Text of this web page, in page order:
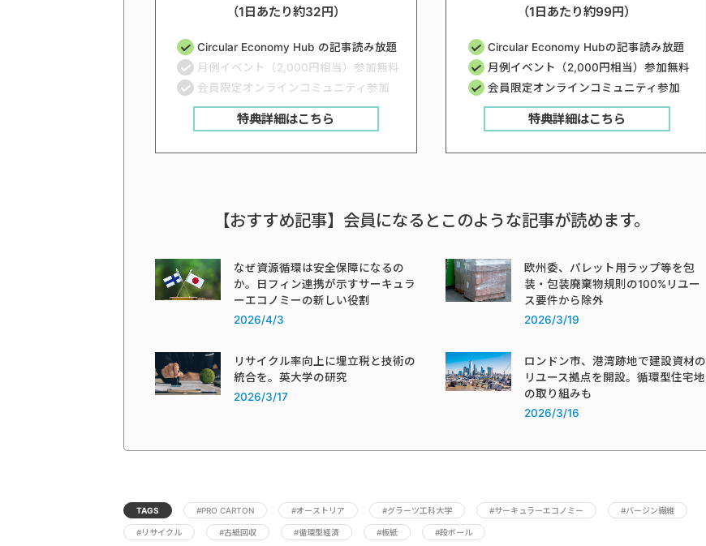
（1日あたり約32円）
Circular Economy Hub の記事読み放題
月例イベント（2,000円相当）参加無料
会員限定オンラインコミュニティ参加
特典詳細はこちら
（1日あたり約99円）
Circular Economy Hubの記事読み放題
月例イベント（2,000円相当）参加無料
会員限定オンラインコミュニティ参加
特典詳細はこちら
【おすすめ記事】会員になるとこのような記事が読めます。
なぜ資源循環は安全保障になるの
か。日フィン連携が示すサーキュラ
ーエコノミーの新しい役割
2026/4/3
欧州委、パレット用ラップ等を包
装・包装廃棄物規則の100%リユー
ス要件から除外
2026/3/19
リサイクル率向上に埋立税と技術の
統合を。英大学の研究
2026/3/17
ロンドン市、港湾跡地で建設資材の
リユース拠点を開設。循環型住宅地
の取り組みも
2026/3/16
TAGS #PRO CARTON #オーストリア #グラーツ工科大学 #サーキュラーエコノミー #バージン繊維
#リサイクル #古紙回収 #循環型経済 #板紙 #段ボール